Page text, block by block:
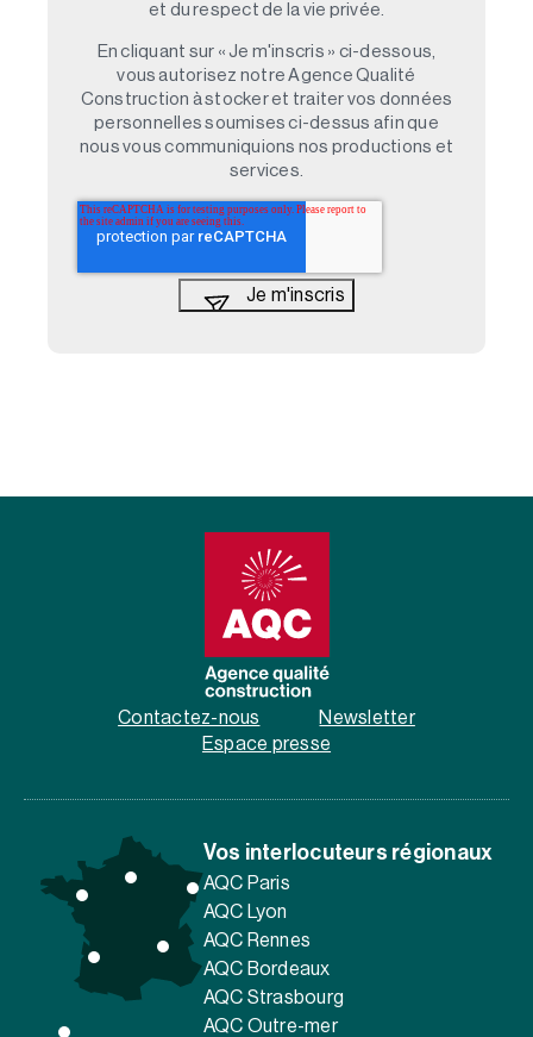
et du respect de la vie privée.
En cliquant sur « Je m'inscris » ci-dessous,
vous autorisez notre Agence Qualité
Construction à stocker et traiter vos données
personnelles soumises ci-dessus afin que
nous vous communiquions nos productions et
services.
Contactez-nous
Newsletter
Espace presse
Vos interlocuteurs régionaux
AQC Paris
AQC Lyon
AQC Rennes
AQC Bordeaux
AQC Strasbourg
AQC Outre-mer